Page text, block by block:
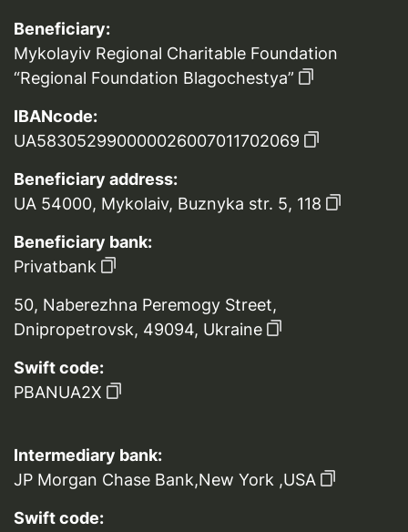
Beneficiary:
Mykolayiv Regional Charitable Foundation
“Regional Foundation Blagochestya”
IBANcode:
UA583052990000026007011702069
Beneficiary address:
UA 54000, Mykolaiv, Buznyka str. 5, 118
Beneficiary bank:
Privatbank
50, Naberezhna Peremogy Street,
Dnipropetrovsk, 49094, Ukraine
Swift code:
PBANUA2X
Intermediary bank:
JP Morgan Chase Bank,New York ,USA
Swift code: